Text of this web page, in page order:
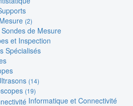
(2)
de Mesure
et Inspection
Spécialisés
(14)
(19)
Informatique et Connectivité